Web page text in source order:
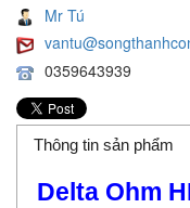
Mr Tú
0359643939
Thông tin sản phẩm
Delta Ohm